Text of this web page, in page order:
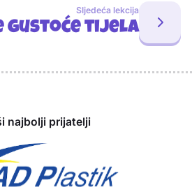
Sljedeća lekcija
gustoće tijela
najbolji prijatelji